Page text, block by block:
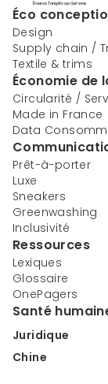
Éco
Design
Supply chain /
Textile & trims
Économie de
Circularité /
Made in France
Data
Prêt-à-porter
Luxe
Sneakers
Greenwashing
Inclusivité
Ressources
Lexiques
Glossaire
OnePagers
Santé
Juridique
Chine